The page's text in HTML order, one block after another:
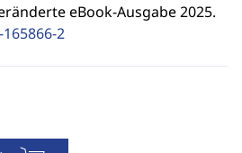
eBook-Ausgabe 2025.
2